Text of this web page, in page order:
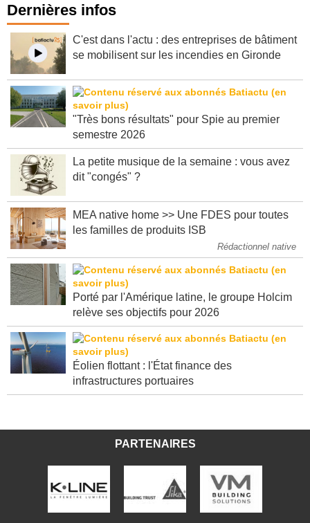
Dernières infos
C'est dans l'actu : des entreprises de bâtiment
se mobilisent sur les incendies en Gironde
"Très bons résultats" pour Spie au premier
semestre 2026
La petite musique de la semaine : vous avez
dit "congés" ?
MEA native home >> Une FDES pour toutes
les familles de produits ISB
Rédactionnel native
Porté par l'Amérique latine, le groupe Holcim
relève ses objectifs pour 2026
Éolien flottant : l'État finance des
infrastructures portuaires
PARTENAIRES